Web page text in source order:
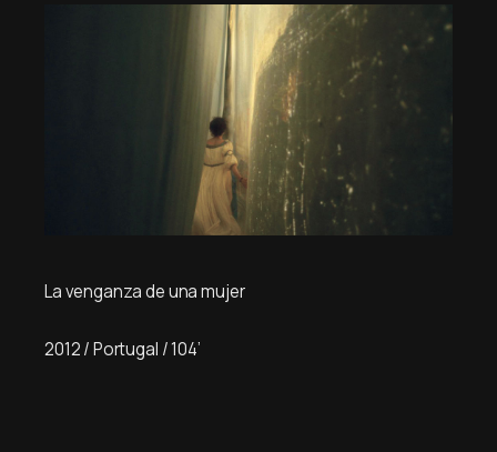
La venganza de una mujer
2012 / Portugal / 104’